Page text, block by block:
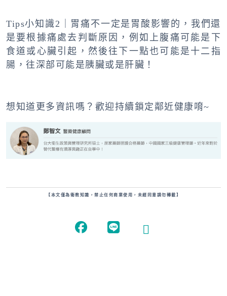
Tips小知識2｜胃痛不一定是胃酸影響的，我們還
是要根據痛處去判斷原因，例如上腹痛可能是下
食道或心臟引起，然後往下一點也可能是十二指
腸，往深部可能是胰臟或是肝臟！
想知道更多資訊嗎？歡迎持續鎖定鄰近健康唷~
【本文僅為衛教知識，禁止任何商業使用，未經同意請勿轉載】